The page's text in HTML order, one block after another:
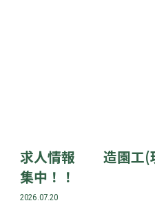
求人情報 造園工(
集中！！
2026.07.20